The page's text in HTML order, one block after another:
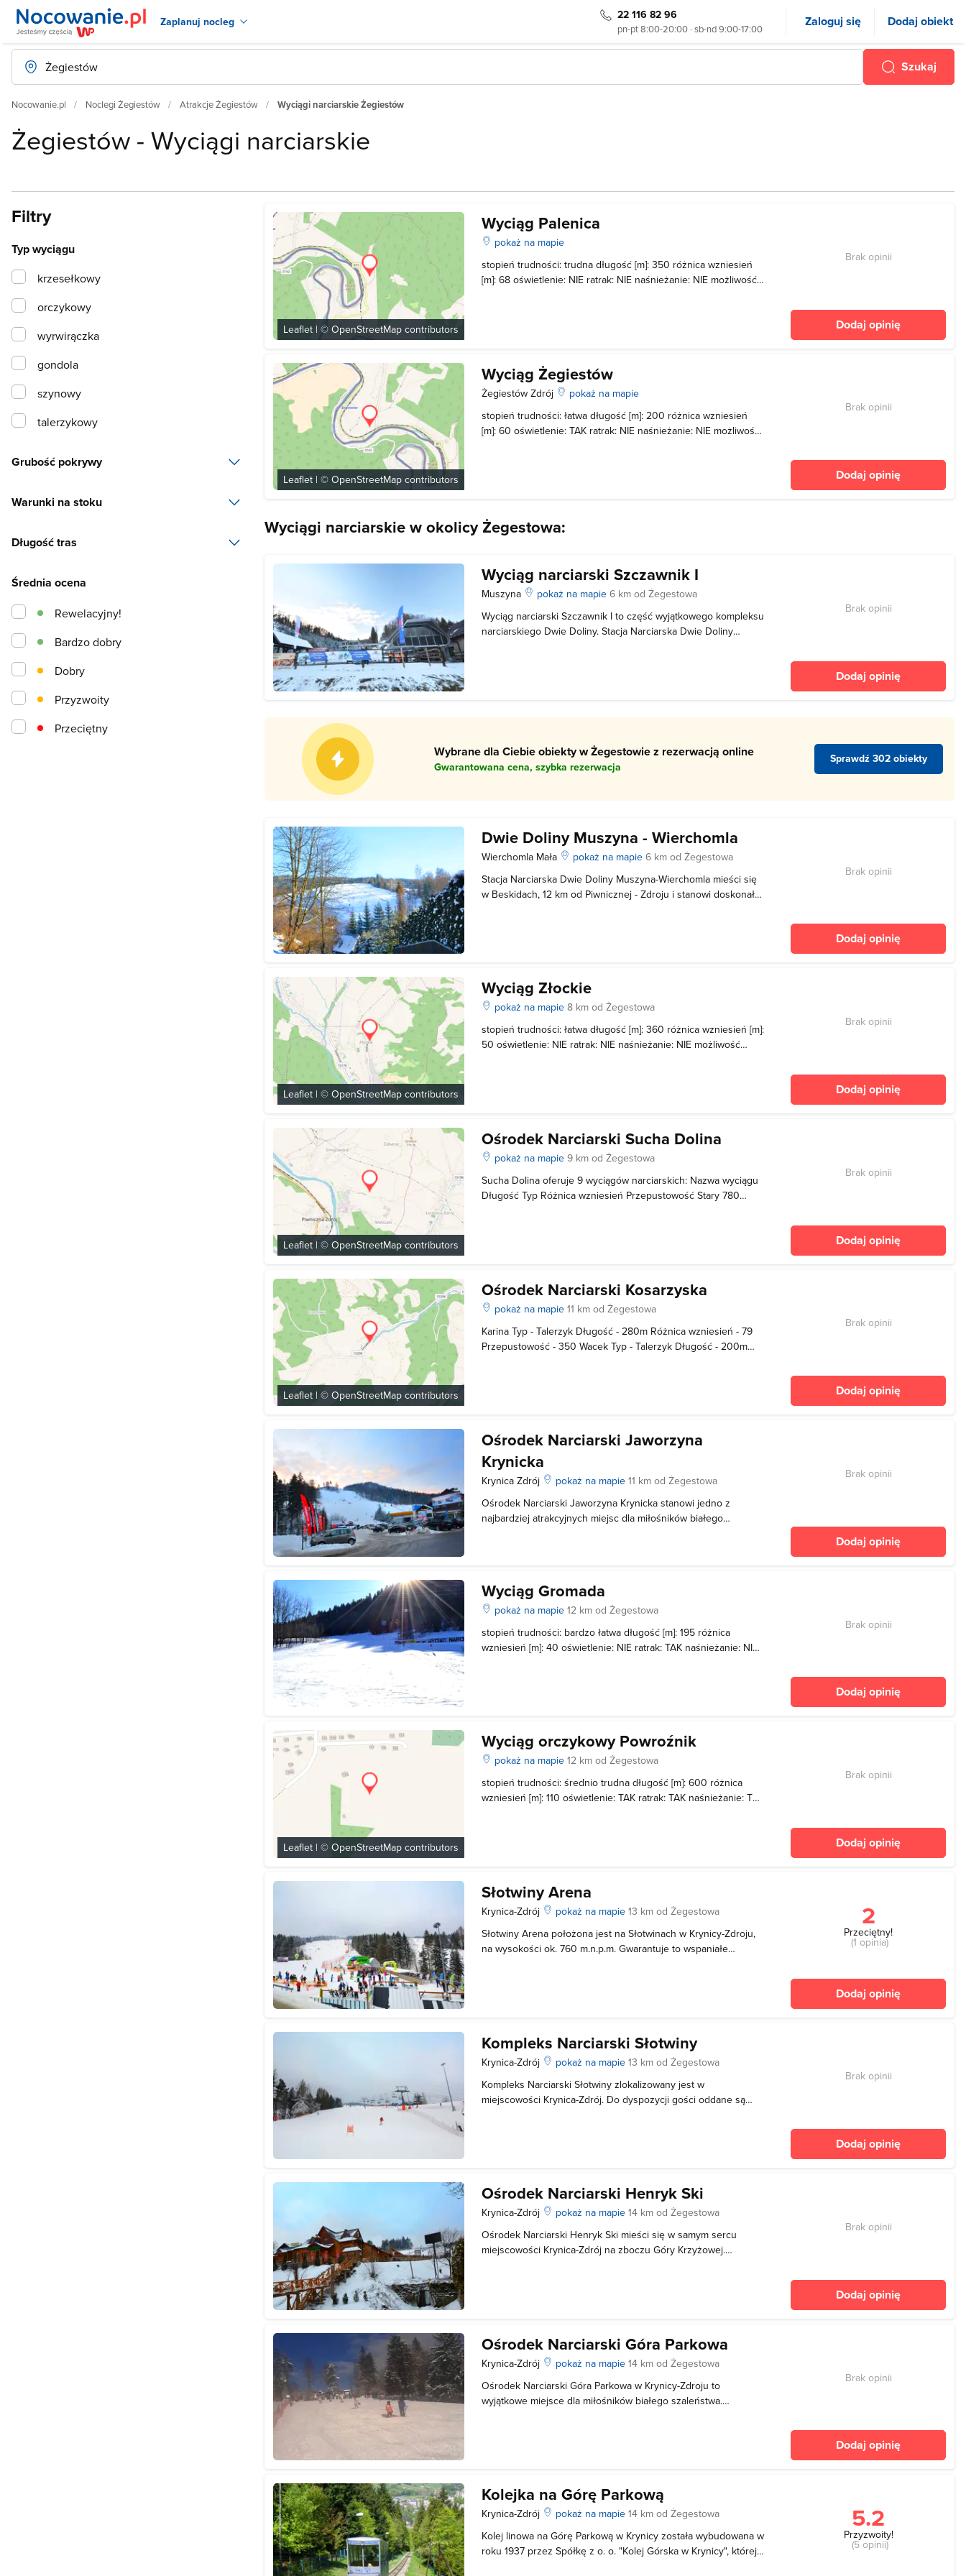
Zaplanuj nocleg 22 116 82 96
pn-pt 8:00-20:00 · sb-nd 9:00-17:00 Zaloguj się Dodaj obiekt
Szukaj
Nocowanie.pl Noclegi Żegiestów Atrakcje Żegiestów Wyciągi narciarskie Żegiestów
Żegiestów - Wyciągi narciarskie
Leaflet | ©OpenStreetMap contributors
Wyciąg Palenica
pokaż na mapie
stopień trudności: trudna długość [m]: 350 różnica wzniesień
[m]: 68 oświetlenie: NIE ratrak: NIE naśnieżanie: NIE możliwość
Brak opinii
Dodaj opinię
Leaflet | ©OpenStreetMap contributors
Wyciąg Żegiestów
Żegiestów Zdrój
pokaż na mapie
stopień trudności: łatwa długość [m]: 200 różnica wzniesień
[m]: 60 oświetlenie: TAK ratrak: NIE naśnieżanie: NIE możliwość
Brak opinii
Dodaj opinię
Wyciągi narciarskie w okolicy Żegestowa:
Wyciąg narciarski Szczawnik I
Muszyna pokaż na mapie6 km od Żegestowa
Wyciąg narciarski Szczawnik I to część wyjątkowego kompleksu
narciarskiego Dwie Doliny. Stacja Narciarska Dwie Doliny
Brak opinii
Dodaj opinię
Wybrane dla Ciebie obiekty w Żegestowie z rezerwacją online
Gwarantowana cena, szybka rezerwacja
Sprawdź 302 obiekty
Dwie Doliny Muszyna - Wierchomla
Wierchomla Mała pokaż na mapie6 km od Żegestowa
Stacja Narciarska Dwie Doliny Muszyna-Wierchomla mieści się
w Beskidach, 12 km od Piwnicznej - Zdroju i stanowi doskonałe
Brak opinii
Dodaj opinię
Leaflet | ©OpenStreetMap contributors
Wyciąg Złockie
pokaż na mapie8 km od Żegestowa
stopień trudności: łatwa długość [m]: 360 różnica wzniesień [m]:
50 oświetlenie: NIE ratrak: NIE naśnieżanie: NIE możliwość
Brak opinii
Dodaj opinię
Leaflet | ©OpenStreetMap contributors
Ośrodek Narciarski Sucha Dolina
pokaż na mapie9 km od Żegestowa
Sucha Dolina oferuje 9 wyciągów narciarskich: Nazwa wyciągu
Długość Typ Różnica wzniesień Przepustowość Stary 780
Brak opinii
Dodaj opinię
Leaflet | ©OpenStreetMap contributors
Ośrodek Narciarski Kosarzyska
pokaż na mapie11 km od Żegestowa
Karina Typ - Talerzyk Długość - 280m Różnica wzniesień - 79
Przepustowość - 350 Wacek Typ - Talerzyk Długość - 200m
Brak opinii
Dodaj opinię
Ośrodek Narciarski Jaworzyna
Krynicka
Krynica Zdrój pokaż na mapie11 km od Żegestowa
Ośrodek Narciarski Jaworzyna Krynicka stanowi jedno z
najbardziej atrakcyjnych miejsc dla miłośników białego
Brak opinii
Dodaj opinię
Wyciąg Gromada
pokaż na mapie12 km od Żegestowa
stopień trudności: bardzo łatwa długość [m]: 195 różnica
wzniesień [m]: 40 oświetlenie: NIE ratrak: TAK naśnieżanie: NIE
Brak opinii
Dodaj opinię
Leaflet | ©OpenStreetMap contributors
Wyciąg orczykowy Powroźnik
pokaż na mapie12 km od Żegestowa
stopień trudności: średnio trudna długość [m]: 600 różnica
wzniesień [m]: 110 oświetlenie: TAK ratrak: TAK naśnieżanie: TAK
Brak opinii
Dodaj opinię
Słotwiny Arena
Krynica-Zdrój pokaż na mapie13 km od Żegestowa
Słotwiny Arena położona jest na Słotwinach w Krynicy-Zdroju,
na wysokości ok. 760 m.n.p.m. Gwarantuje to wspaniałe
2
Przeciętny!
(1 opinia)
Dodaj opinię
Kompleks Narciarski Słotwiny
Krynica-Zdrój pokaż na mapie13 km od Żegestowa
Kompleks Narciarski Słotwiny zlokalizowany jest w
miejscowości Krynica-Zdrój. Do dyspozycji gości oddane są
Brak opinii
Dodaj opinię
Ośrodek Narciarski Henryk Ski
Krynica-Zdrój pokaż na mapie14 km od Żegestowa
Ośrodek Narciarski Henryk Ski mieści się w samym sercu
miejscowości Krynica-Zdrój na zboczu Góry Krzyżowej.
Brak opinii
Dodaj opinię
Ośrodek Narciarski Góra Parkowa
Krynica-Zdrój pokaż na mapie14 km od Żegestowa
Ośrodek Narciarski Góra Parkowa w Krynicy-Zdroju to
wyjątkowe miejsce dla miłośników białego szaleństwa.
Brak opinii
Dodaj opinię
Kolejka na Górę Parkową
Krynica-Zdrój pokaż na mapie14 km od Żegestowa
Kolej linowa na Górę Parkową w Krynicy została wybudowana w
roku 1937 przez Spółkę z o. o. "Kolej Górska w Krynicy", której
5.2
Przyzwoity!
(5 opinii)
Filtry
Typ wyciągu
krzesełkowy
orczykowy
wyrwirączka
gondola
szynowy
talerzykowy
Grubość pokrywy
min.0cm
Warunki na stoku
dobre
bardzo dobre
Długość tras
min.0
Średnia ocena
Przeciętny
Przyzwoity
Dobry
Bardzo dobry
Rewelacyjny!